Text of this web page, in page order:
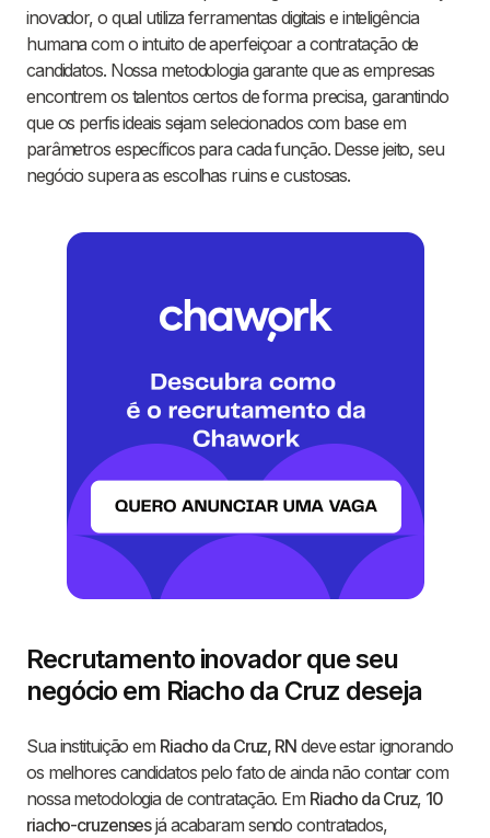
inovador, o qual utiliza ferramentas digitais e inteligência
humana com o intuito de aperfeiçoar a contratação de
candidatos. Nossa metodologia garante que as empresas
encontrem os talentos certos de forma precisa, garantindo
que os perfis ideais sejam selecionados com base em
parâmetros específicos para cada função. Desse jeito, seu
negócio supera as escolhas ruins e custosas.
Recrutamento inovador que seu
negócio em Riacho da Cruz deseja
Sua instituição em Riacho da Cruz, RNdeve estar ignorando
os melhores candidatos pelo fato de ainda não contar com
nossa metodologia de contratação. Em Riacho da Cruz, 10
riacho-cruzensesjá acabaram sendo contratados,